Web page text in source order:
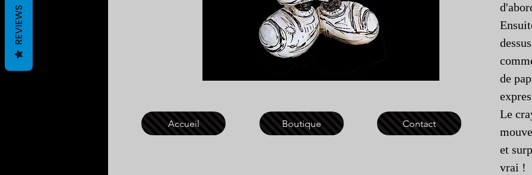
de
Le
et
vrai !
Accueil Boutique Contact
REVIEWS